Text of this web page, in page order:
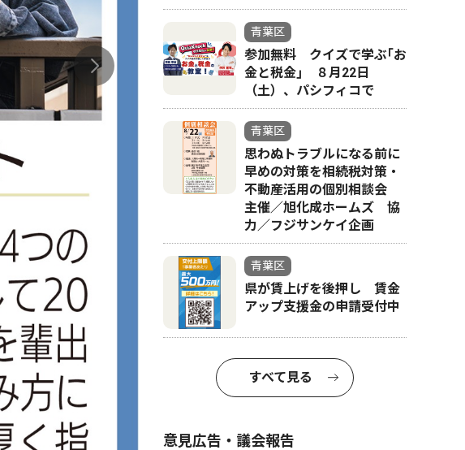
青葉区
参加無料 クイズで学ぶ｢お
金と税金｣ ８月22日
（土）、パシフィコで
青葉区
思わぬトラブルになる前に
早めの対策を相続税対策・
不動産活用の個別相談会
主催／旭化成ホームズ 協
力／フジサンケイ企画
青葉区
県が賃上げを後押し 賃金
アップ支援金の申請受付中
すべて見る
意見広告・議会報告